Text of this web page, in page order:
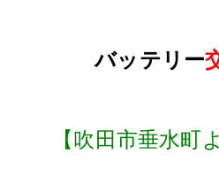
バッテリー
【吹田市垂水町